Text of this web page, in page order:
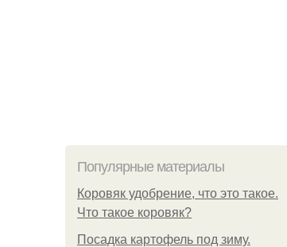
Популярные материалы
Коровяк удобрение, что это такое.
Что такое коровяк?
Посадка картофель под зиму.